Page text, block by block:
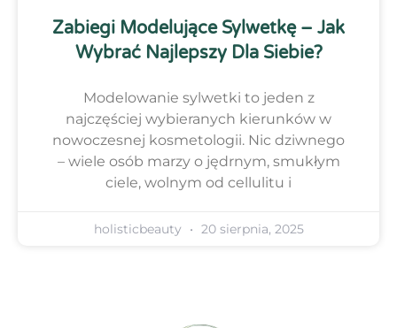
Zabiegi Modelujące Sylwetkę – Jak
Wybrać Najlepszy Dla Siebie?
Modelowanie sylwetki to jeden z
najczęściej wybieranych kierunków w
nowoczesnej kosmetologii. Nic dziwnego
– wiele osób marzy o jędrnym, smukłym
ciele, wolnym od cellulitu i
holisticbeauty 20 sierpnia, 2025